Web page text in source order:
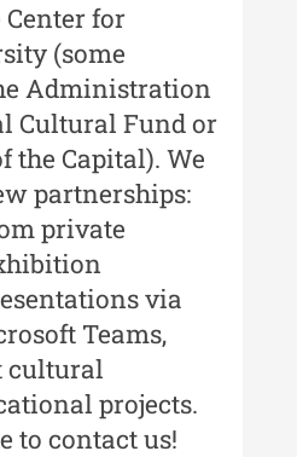
for
(some
Administration
Cultural Fund or
the Capital). We
partnerships:
private
via
Teams,
cultural
projects.
to contact us!